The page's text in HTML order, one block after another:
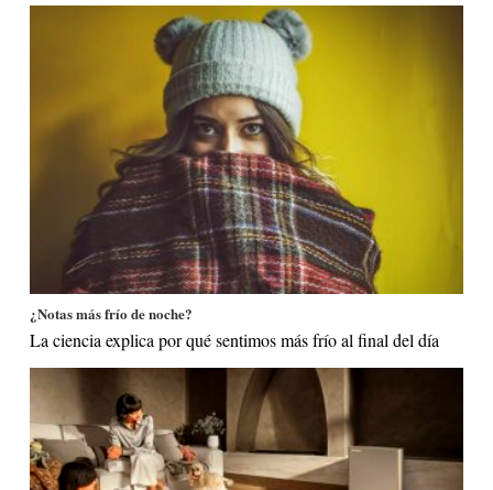
¿Notas más frío de noche?
La ciencia explica por qué sentimos más frío al final del día